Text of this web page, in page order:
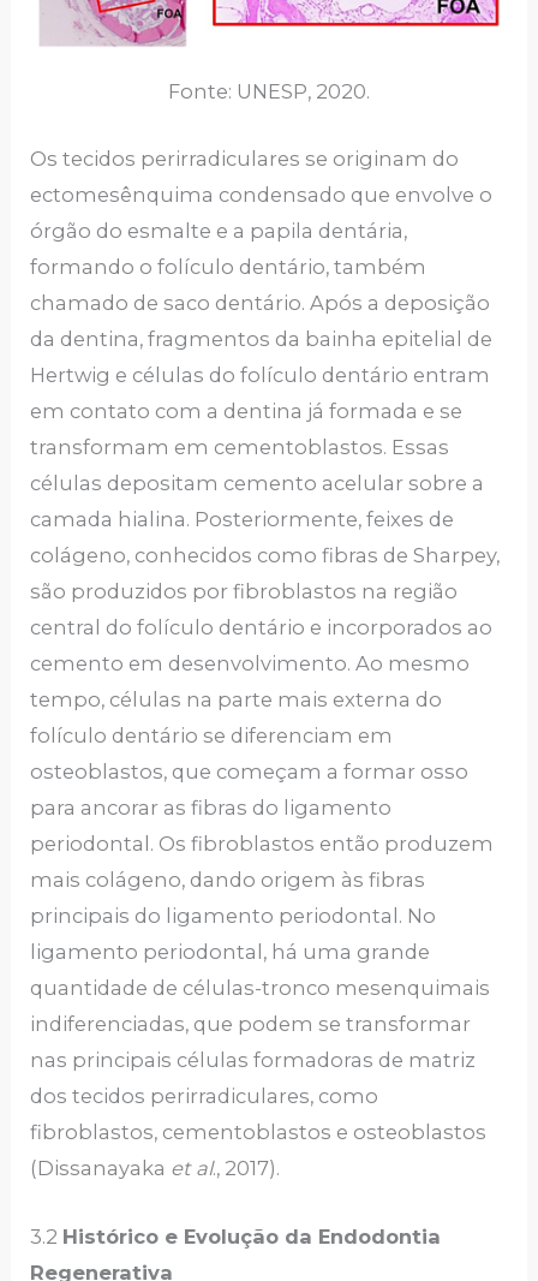
Fonte: UNESP, 2020.
Os tecidos perirradiculares se originam do
ectomesênquima condensado que envolve o
órgão do esmalte e a papila dentária,
formando o folículo dentário, também
chamado de saco dentário. Após a deposição
da dentina, fragmentos da bainha epitelial de
Hertwig e células do folículo dentário entram
em contato com a dentina já formada e se
transformam em cementoblastos. Essas
células depositam cemento acelular sobre a
camada hialina. Posteriormente, feixes de
colágeno, conhecidos como fibras de Sharpey,
são produzidos por fibroblastos na região
central do folículo dentário e incorporados ao
cemento em desenvolvimento. Ao mesmo
tempo, células na parte mais externa do
folículo dentário se diferenciam em
osteoblastos, que começam a formar osso
para ancorar as fibras do ligamento
periodontal. Os fibroblastos então produzem
mais colágeno, dando origem às fibras
principais do ligamento periodontal. No
ligamento periodontal, há uma grande
quantidade de células-tronco mesenquimais
indiferenciadas, que podem se transformar
nas principais células formadoras de matriz
dos tecidos perirradiculares, como
fibroblastos, cementoblastos e osteoblastos
(Dissanayaka et al., 2017).
3.2 Histórico e Evolução da Endodontia
Regenerativa